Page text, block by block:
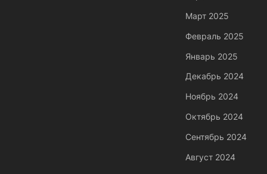
Март 2025
Февраль 2025
Январь 2025
Декабрь 2024
Ноябрь 2024
Октябрь 2024
Сентябрь 2024
Август 2024